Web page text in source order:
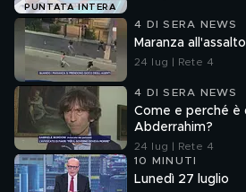
PUNTATA INTERA
4 DI SERA NEWS
Maranza all'assalto
24 lug | Rete 4
4 DI SERA NEWS
Come e perché è
Abderrahim?
24 lug | Rete 4
10 MINUTI
Lunedì 27 luglio